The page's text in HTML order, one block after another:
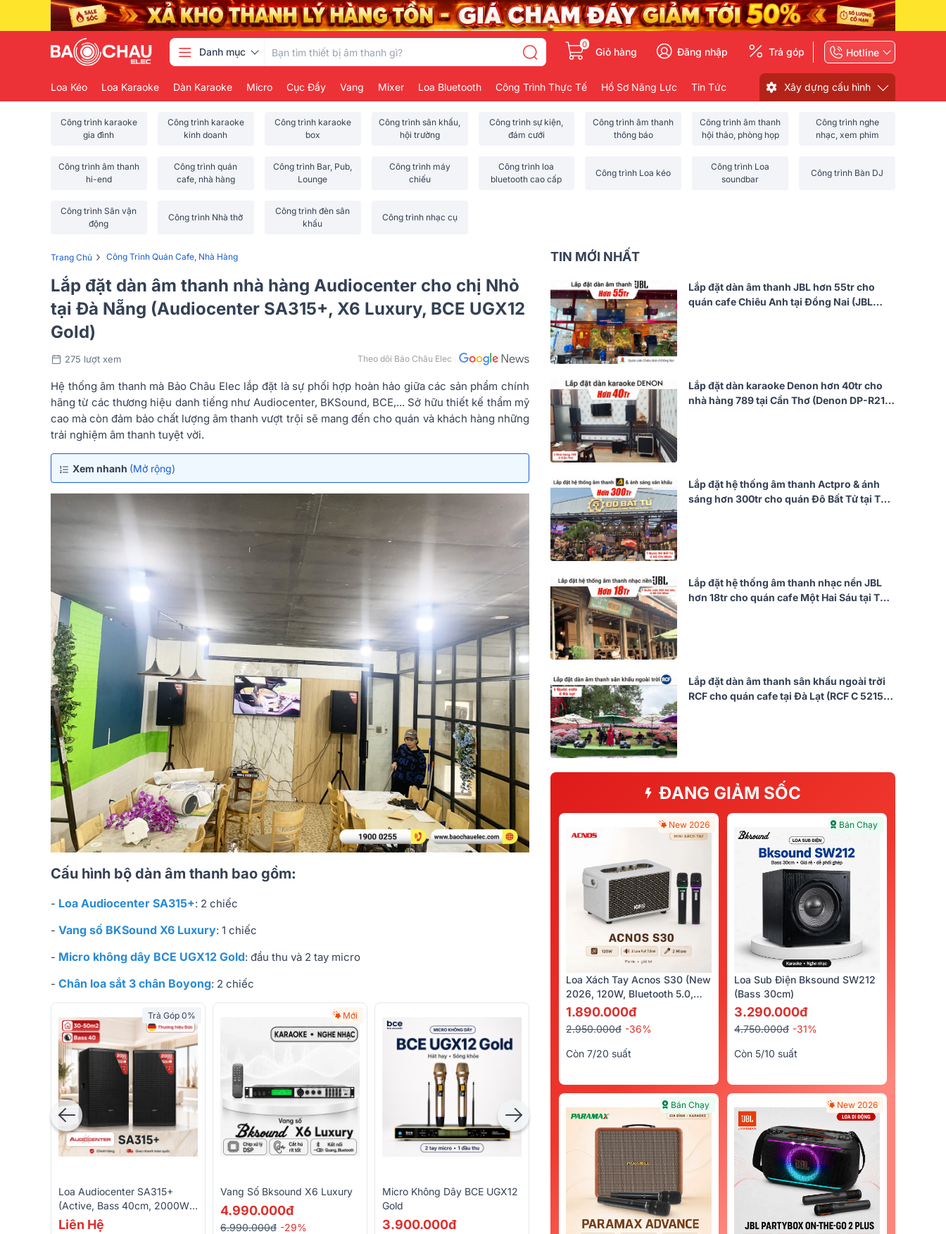
Danh mục
0
Giỏ hàng Đăng nhập Trả góp Hotline
Loa Kéo Loa Karaoke Dàn Karaoke Micro Cục Đẩy Vang Mixer Loa Bluetooth Công Trình Thực Tế Hồ Sơ Năng Lực Tin Tức Xây dựng cấu hình
Công trình karaoke
gia đình
Công trình karaoke
kinh doanh
Công trình karaoke
box
Công trình sân khấu,
hội trường
Công trình sự kiện,
đám cưới
Công trình âm thanh
thông báo
Công trình âm thanh
hội thảo, phòng họp
Công trình nghe
nhạc, xem phim
Công trình âm thanh
hi-end
Công trình quán
cafe, nhà hàng
Công trình Bar, Pub,
Lounge
Công trình máy
chiếu
Công trình loa
bluetooth cao cấp
Công trình Loa kéo
Công trình Loa
soundbar
Công trình Bàn DJ
Công trình Sân vận
động
Công trình Nhà thờ
Công trình đèn sân
khấu
Công trình nhạc cụ
Trang Chủ › Công Trình Quán Cafe, Nhà Hàng
Lắp đặt dàn âm thanh nhà hàng Audiocenter cho chị Nhỏ
tại Đà Nẵng (Audiocenter SA315+, X6 Luxury, BCE UGX12
Gold)
275 lượt xem Theo dõi Bảo Châu Elec
Hệ thống âm thanh mà Bảo Châu Elec lắp đặt là sự phối hợp hoàn hảo giữa các sản phẩm chính
hãng từ các thương hiệu danh tiếng như Audiocenter, BKSound, BCE,... Sở hữu thiết kế thẩm mỹ
cao mà còn đảm bảo chất lượng âm thanh vượt trội sẽ mang đến cho quán và khách hàng những
trải nghiệm âm thanh tuyệt vời.
Xem nhanh (Mở rộng)
Cấu hình bộ dàn âm thanh bao gồm:
- Loa Audiocenter SA315+: 2 chiếc
- Vang số BKSound X6 Luxury: 1 chiếc
- Micro không dây BCE UGX12 Gold: đầu thu và 2 tay micro
- Chân loa sắt 3 chân Boyong: 2 chiếc
Trả Góp 0%
Loa Audiocenter SA315+
(Active, Bass 40cm, 2000W,
134dB, Bluetooth, DSP)
Liên Hệ
Mới
Vang Số Bksound X6 Luxury
4.990.000đ
6.990.000đ -29%
Micro Không Dây BCE UGX12
Gold
3.900.000đ
Chân Loa Sắt 3 Chân Boyong
1.100.000đ
1.500.000đ -27%
TIN MỚI NHẤT
Lắp đặt dàn âm thanh JBL hơn 55tr cho
quán cafe Chiêu Anh tại Đồng Nai (JBL
Lắp đặt dàn karaoke Denon hơn 40tr cho
nhà hàng 789 tại Cần Thơ (Denon DP-R212,
Lắp đặt hệ thống âm thanh Actpro & ánh
sáng hơn 300tr cho quán Đô Bất Tử tại TP
Lắp đặt hệ thống âm thanh nhạc nền JBL
hơn 18tr cho quán cafe Một Hai Sáu tại TP
Lắp đặt dàn âm thanh sân khấu ngoài trời
RCF cho quán cafe tại Đà Lạt (RCF C 5215-
ĐANG GIẢM SỐC
New 2026
Loa Xách Tay Acnos S30 (New
2026, 120W, Bluetooth 5.0,
Kèm 2 Tay Micro)
1.890.000đ
2.950.000đ -36%
Còn 7/20 suất
Bán Chạy
Loa Sub Điện Bksound SW212
(bass 30cm)
3.290.000đ
4.750.000đ -31%
Còn 5/10 suất
Bán Chạy New 2026